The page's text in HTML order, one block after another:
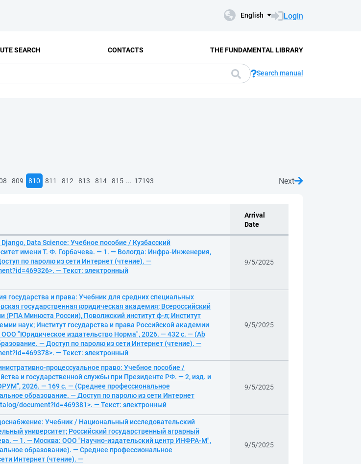
English Login
SEARCH CONTACTS THE FUNDAMENTAL LIBRARY
Search manual
809 810 811 812 813 814 815 ... 17193 Next
Arrival
Date
Data Science: Учебное пособие / Кузбасский
имени Т. Ф. Горбачева. — 1. — Вологда: Инфра-Инженерия,
по паролю из сети Интернет (чтение). —
— Текст: электронный
9/5/2025
государства и права: Учебник для средних специальных
государственная юридическая академия; Всероссийский
(РПА Минюста России), Поволжский институт ф-л; Институт
наук; Институт государства и права Российской академии
"Юридическое издательство Норма", 2026. — 432 с. — (Ab
— Доступ по паролю из сети Интернет (чтение). —
— Текст: электронный
9/5/2025
процессуальное право: Учебное пособие /
и государственной службы при Президенте РФ. — 2, изд. и
2026. — 169 с. — (Среднее профессиональное
образование. — Доступ по паролю из сети Интернет
document?id=469381>. — Текст: электронный
9/5/2025
Учебник / Национальный исследовательский
университет; Российский государственный аграрный
— 1. — Москва: ООО "Научно-издательский центр ИНФРА-М",
образование). — Среднее профессиональное
Интернет (чтение). —
9/5/2025